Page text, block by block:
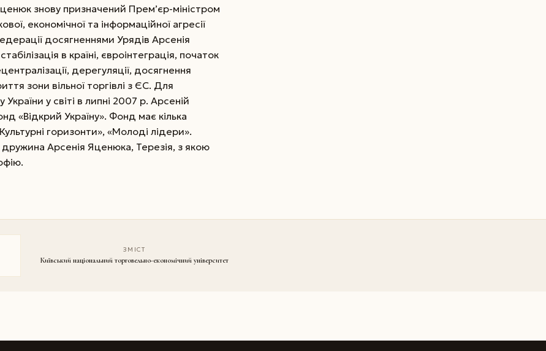
знову призначений Прем’єр-міністром
економічної та інформаційної агресії
досягненнями Урядів Арсенія
в країні, євроінтеграція, початок
дерегуляції, досягнення
зони вільної торгівлі з ЄС. Для
у світі в липні 2007 р. Арсеній
«Відкрий Україну». Фонд має кілька
горизонти», «Молоді лідери».
Арсенія Яценюка, Терезія, з якою
ЗМІСТ
Київський національний торговельно-економічний університет